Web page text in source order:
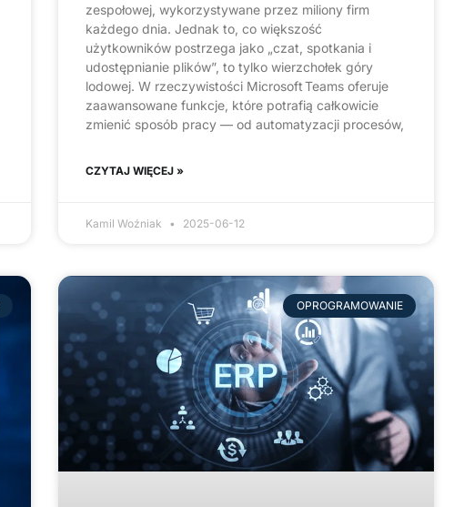
zespołowej, wykorzystywane przez miliony firm
każdego dnia. Jednak to, co większość
użytkowników postrzega jako „czat, spotkania i
udostępnianie plików”, to tylko wierzchołek góry
lodowej. W rzeczywistości Microsoft Teams oferuje
zaawansowane funkcje, które potrafią całkowicie
zmienić sposób pracy — od automatyzacji procesów,
CZYTAJ WIĘCEJ »
Kamil Woźniak 2025-06-12
OPROGRAMOWANIE